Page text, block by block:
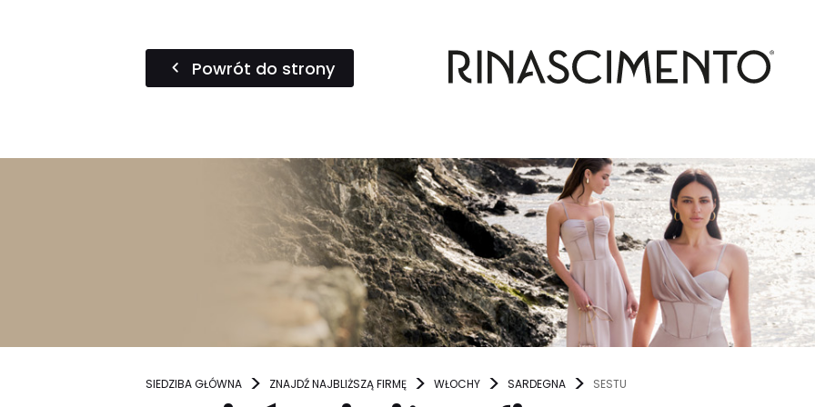
Powrót do strony
SIEDZIBA GŁÓWNA ZNAJDŹ NAJBLIŻSZĄ FIRMĘ WŁOCHY SARDEGNA SESTU